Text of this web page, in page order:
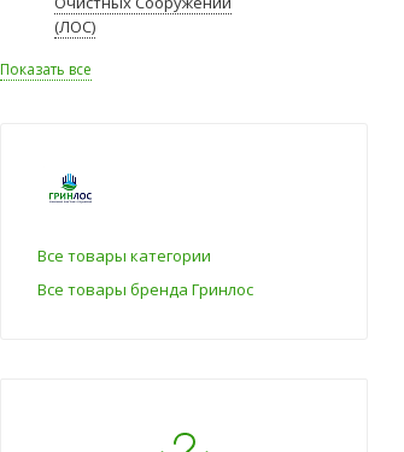
(ЛОС)
Показать все
Все товары категории
Все товары бренда Гринлос